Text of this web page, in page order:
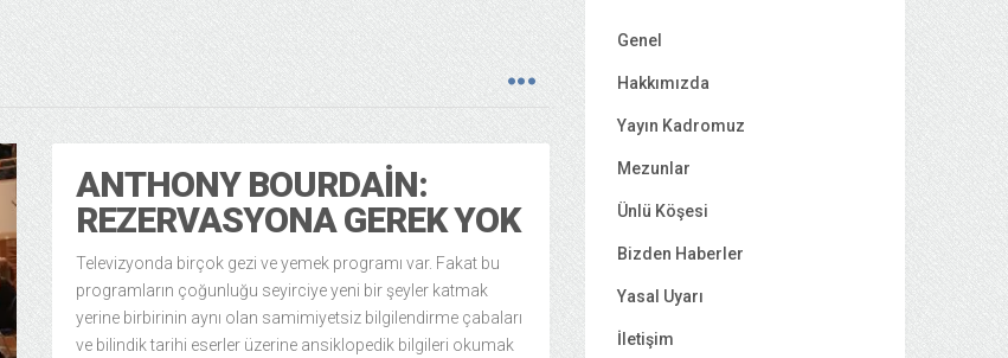
ANTHONY BOURDAIN:
REZERVASYONA GEREK YOK
Televizyonda birçok gezi ve yemek programı var. Fakat bu
programların çoğunluğu seyirciye yeni bir şeyler katmak
yerine birbirinin aynı olan samimiyetsiz bilgilendirme çabaları
ve bilindik tarihi eserler üzerine ansiklopedik bilgileri okumak
Genel
Hakkımızda
Yayın Kadromuz
Mezunlar
Ünlü Köşesi
Bizden Haberler
Yasal Uyarı
İletişim